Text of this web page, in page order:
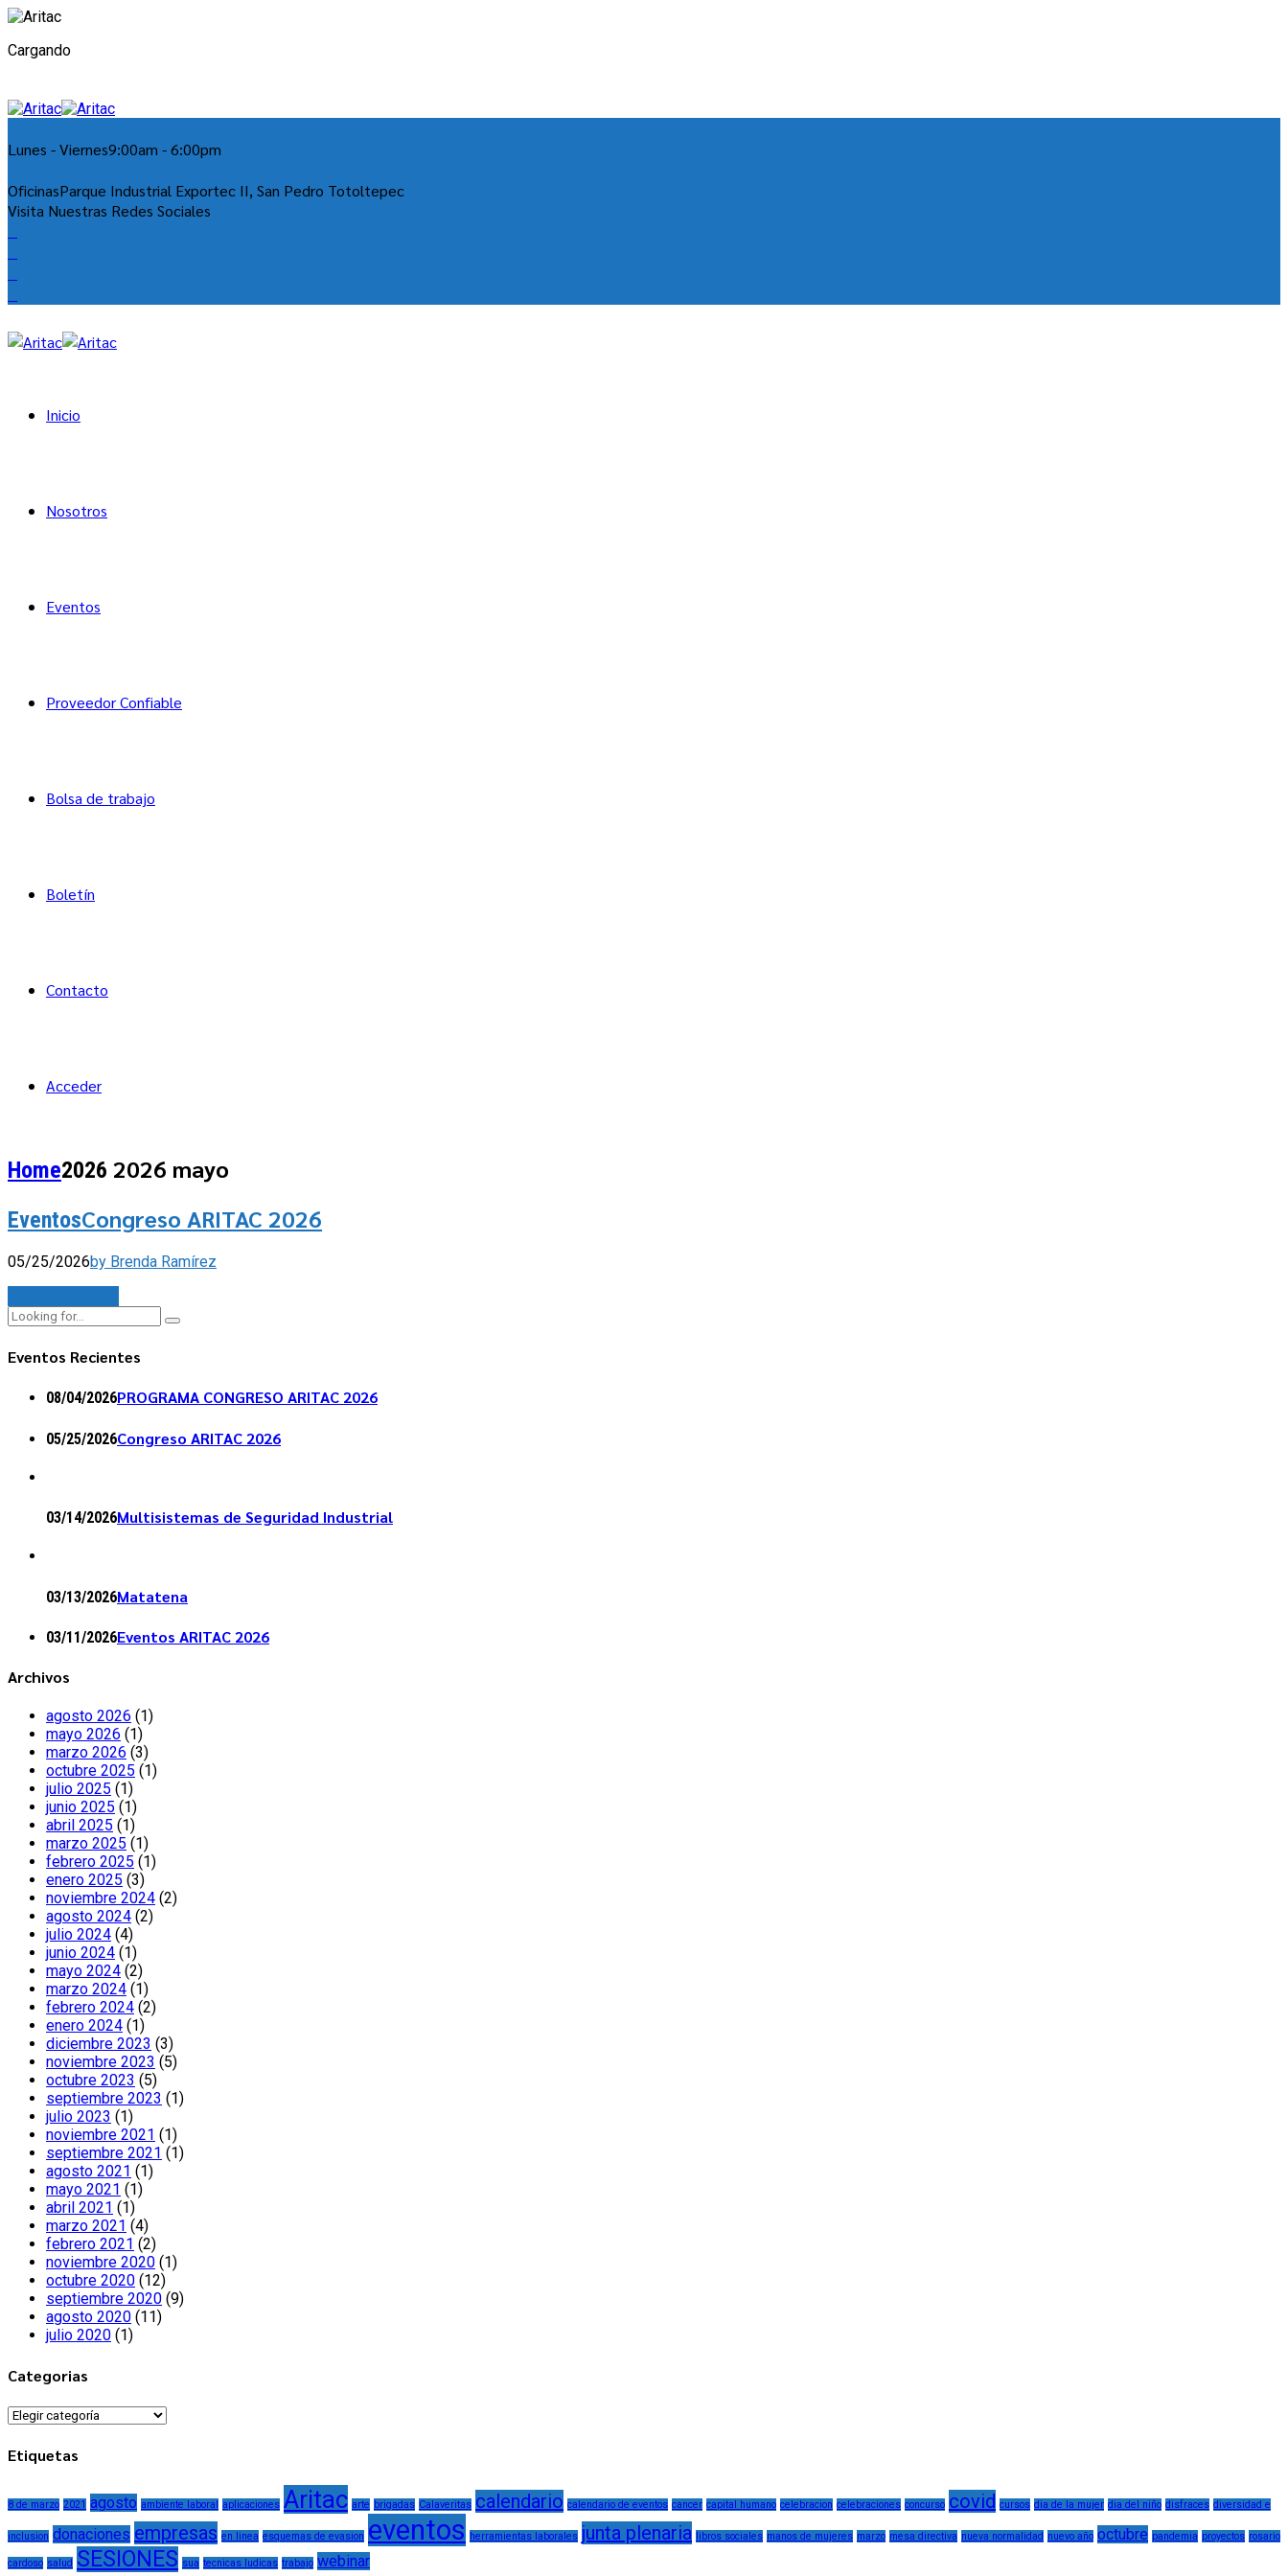
Cargando
Lunes - Viernes9:00am - 6:00pm
OficinasParque Industrial Exportec II, San Pedro Totoltepec
Visita Nuestras Redes Sociales
Inicio
Nosotros
Eventos
Proveedor Confiable
Bolsa de trabajo
Boletín
Contacto
Acceder
Home2026 2026 mayo
EventosCongreso ARITAC 2026
05/25/2026by Brenda Ramírez
Eventos Recientes
08/04/2026PROGRAMA CONGRESO ARITAC 2026
05/25/2026Congreso ARITAC 2026
03/14/2026Multisistemas de Seguridad Industrial
03/13/2026Matatena
03/11/2026Eventos ARITAC 2026
Archivos
agosto 2026 (1)
mayo 2026 (1)
marzo 2026 (3)
octubre 2025 (1)
julio 2025 (1)
junio 2025 (1)
abril 2025 (1)
marzo 2025 (1)
febrero 2025 (1)
enero 2025 (3)
noviembre 2024 (2)
agosto 2024 (2)
julio 2024 (4)
junio 2024 (1)
mayo 2024 (2)
marzo 2024 (1)
febrero 2024 (2)
enero 2024 (1)
diciembre 2023 (3)
noviembre 2023 (5)
octubre 2023 (5)
septiembre 2023 (1)
julio 2023 (1)
noviembre 2021 (1)
septiembre 2021 (1)
agosto 2021 (1)
mayo 2021 (1)
abril 2021 (1)
marzo 2021 (4)
febrero 2021 (2)
noviembre 2020 (1)
octubre 2020 (12)
septiembre 2020 (9)
agosto 2020 (11)
julio 2020 (1)
Categorias
Categorias
Etiquetas
8 de marzo 2021 agosto ambiente laboral aplicaciones Aritac arte brigadas Calaveritas calendario calendario de eventos cancer capital humano celebracion celebraciones concurso covid cursos dia de la mujer dia del niño disfraces diversidad e
inclusion donaciones empresas en linea esquemas de evasion eventos herramientas laborales junta plenaria libros sociales manos de mujeres marzo mesa directiva nueva normalidad nuevo año octubre pandemia proyectos rosario
cardoso salud SESIONES sua tecnicas ludicas trabajo webinar